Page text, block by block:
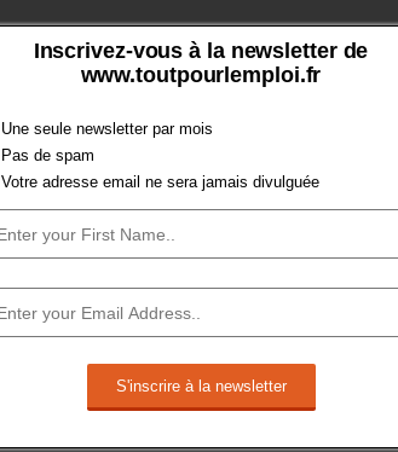
Inscrivez-vous à la newsletter de
www.toutpourlemploi.fr
Une seule newsletter par mois
Pas de spam
Votre adresse email ne sera jamais divulguée